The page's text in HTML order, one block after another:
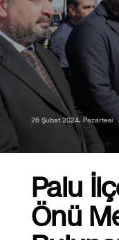
26 Şubat 2024, Pazartesi
Palu
Önü